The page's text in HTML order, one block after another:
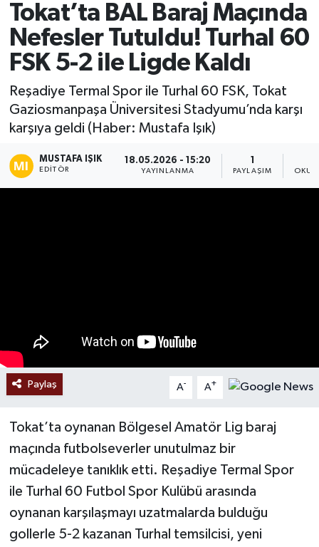
Tokat’ta BAL Baraj Maçında
Nefesler Tutuldu! Turhal 60
FSK 5-2 ile Ligde Kaldı
Reşadiye Termal Spor ile Turhal 60 FSK, Tokat
Gaziosmanpaşa Üniversitesi Stadyumu’nda karşı
karşıya geldi (Haber: Mustafa Işık)
MUSTAFA IŞIK
EDITÖR
18.05.2026 - 15:20
YAYINLANMA
1
PAYLAŞIM
Paylaş A- A+
Tokat’ta oynanan Bölgesel Amatör Lig baraj
maçında futbolseverler unutulmaz bir
mücadeleye tanıklık etti. Reşadiye Termal Spor
ile Turhal 60 Futbol Spor Kulübü arasında
oynanan karşılaşmayı uzatmalarda bulduğu
gollerle 5-2 kazanan Turhal temsilcisi, yeni
Eğitim
Ekonomi
Sağlık
Tokat Haber
Haber Arşivi